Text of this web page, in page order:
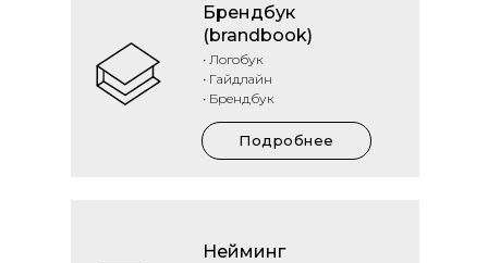
Брендбук
(brandbook)
• Логобук
• Гайдлайн
• Брендбук
Нейминг
Подробнее